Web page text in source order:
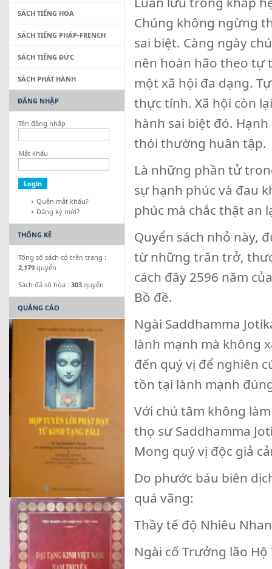
Chúng không ngừng
sai biệt. Càng ngày
nên hoàn hão theo tự
một xã hội đa dạng.
thực tính. Xã hội còn
hành sai biệt đó.
thói thường huân tập.
Là những phần tử
sự hạnh phúc và đau
phúc mà chắc thật an
Quyển sách nhỏ này,
từ những trăn trở,
cách đây 2596 năm
Bồ đề.
Ngài Saddhamma
lành mạnh mà không
đến quý vị để nghiên
tồn tại lành mạnh
Với chú tâm không
thọ sư Saddhamma
Mong quý vị độc giả
Do phước báu biên
quá vãng:
Thầy tế độ Nhiêu
Ngài cố Trưởng lão Hộ
SÁCH TIẾNG HOA
SÁCH TIẾNG PHÁP-FRENCH
SÁCH TIẾNG ĐỨC
SÁCH PHÁT HÀNH
ĐĂNG NHẬP
Tên đăng nhập
Mật khẩu
Quên mật khẩu?
Đăng ký mới?
THỐNG KÊ
Tổng số sách có trên trang :
2,179 quyển
Sách đã số hóa : 303 quyển
QUẢNG CÁO